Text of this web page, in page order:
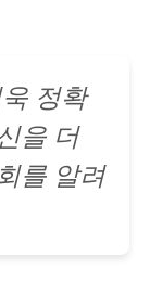
정확
을 더
를 알려